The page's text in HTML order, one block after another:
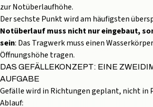
zur Notüberlaufhöhe.
Der sechste Punkt wird am häufigsten
Notüberlauf muss nicht nur eingebaut,
sein: Das Tragwerk muss einen
Öffnungshöhe tragen.
DAS GEFÄLLEKONZEPT: EINE
AUFGABE
Gefälle wird in Richtungen geplant, nicht in
Ablauf: